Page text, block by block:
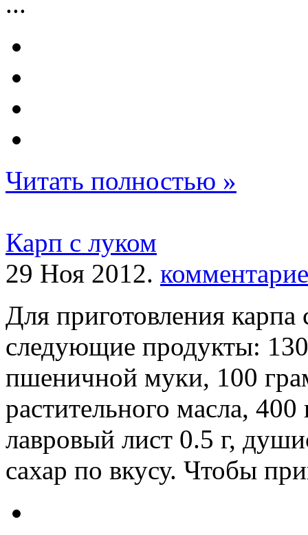
Читать полностью »
Карп с луком
29 Ноя 2012.
Для приготовления
следующие продукты:
пшеничной муки, 100
растительного масла,
лавровый лист 0.5 г,
сахар по вкусу. Чтобы